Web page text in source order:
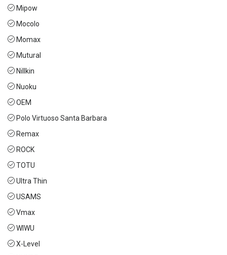
Mipow
Mocolo
Momax
Mutural
Nillkin
Nuoku
OEM
Polo Virtuoso Santa Barbara
Remax
ROCK
TOTU
Ultra Thin
USAMS
Vmax
WIWU
X-Level